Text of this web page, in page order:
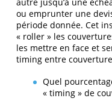
ou emprunter une
période donnée. Cet
« roller » les
les mettre en face et
timing entre
Quel
« timing » de